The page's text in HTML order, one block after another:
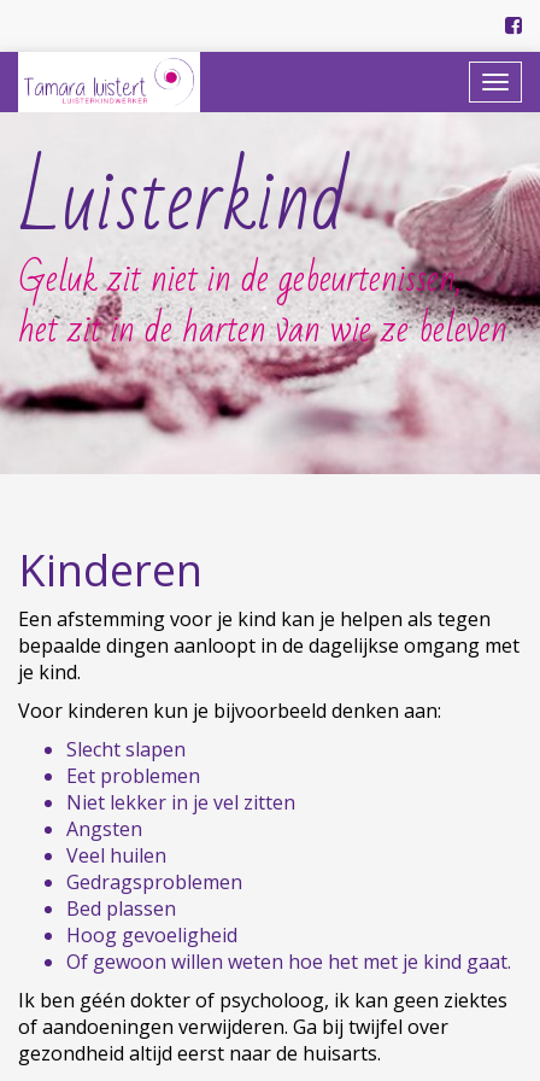
Luisterkind
Geluk zit niet in de gebeurtenissen,
het zit in de harten van wie ze beleven
Kinderen
Een afstemming voor je kind kan je helpen als tegen
bepaalde dingen aanloopt in de dagelijkse omgang met
je kind.
Voor kinderen kun je bijvoorbeeld denken aan:
Slecht slapen
Eet problemen
Niet lekker in je vel zitten
Angsten
Veel huilen
Gedragsproblemen
Bed plassen
Hoog gevoeligheid
Of gewoon willen weten hoe het met je kind gaat.
Ik ben géén dokter of psycholoog, ik kan geen ziektes
of aandoeningen verwijderen. Ga bij twijfel over
gezondheid altijd eerst naar de huisarts.